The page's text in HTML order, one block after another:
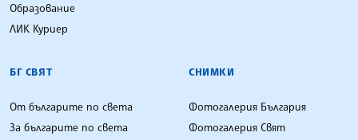
Образование
ЛИК Куриер
БГ СВЯТ
От българите по света
За българите по света
СНИМКИ
Фотогалерия България
Фотогалерия Свят